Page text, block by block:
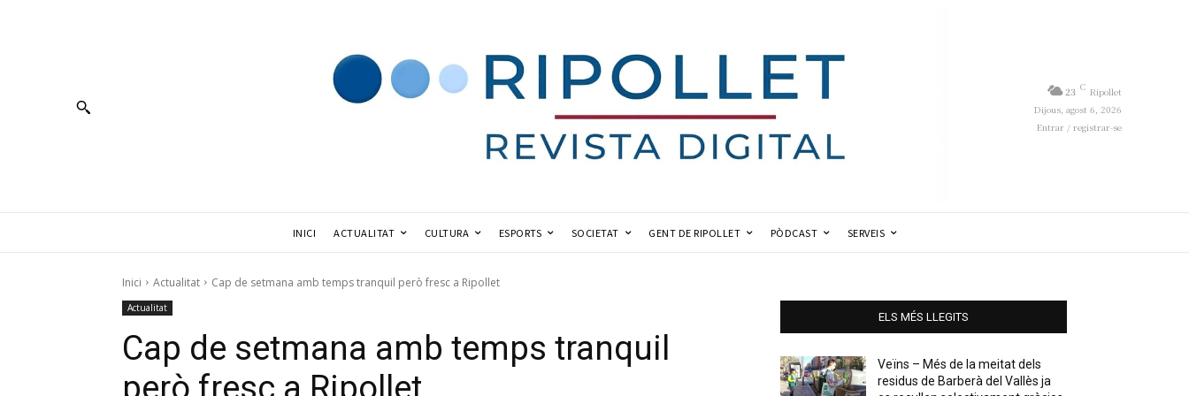
23 C Ripollet
Dijous, agost 6, 2026
Entrar / registrar-se
INICI ACTUALITAT CULTURA ESPORTS SOCIETAT GENT DE RIPOLLET PÒDCAST SERVEIS
Inici Actualitat Cap de setmana amb temps tranquil però fresc a Ripollet
Actualitat
Cap de setmana amb temps tranquil
però fresc a Ripollet
ELS MÉS LLEGITS
Veïns – Més de la meitat dels
residus de Barberà del Vallès ja